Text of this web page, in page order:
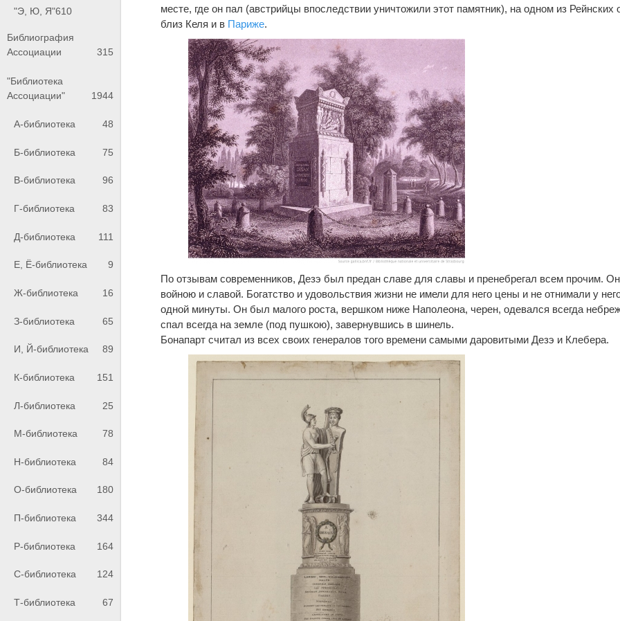
"Э, Ю, Я"610
Библиография
Ассоциации
315
"Библиотека
Ассоциации"
1944
А-библиотека 48
Б-библиотека 75
В-библиотека 96
Г-библиотека 83
Д-библиотека 111
Е, Ё-библиотека 9
Ж-библиотека 16
З-библиотека 65
И, Й-библиотека 89
К-библиотека 151
Л-библиотека 25
М-библиотека 78
Н-библиотека 84
О-библиотека 180
П-библиотека 344
Р-библиотека 164
С-библиотека 124
Т-библиотека 67
месте, где он пал (австрийцы впоследствии уничтожили этот памятник), на одном из Рейнских
близ Келя и в Париже.
По отзывам современников, Дезэ был предан славе для славы и пренебрегал всем прочим.
войною и славой. Богатство и удовольствия жизни не имели для него цены и не отнимали у
одной минуты. Он был малого роста, вершком ниже Наполеона, черен, одевался всегда
спал всегда на земле (под пушкою), завернувшись в шинель.
Бонапарт считал из всех своих генералов того времени самыми даровитыми Дезэ и Клебера.